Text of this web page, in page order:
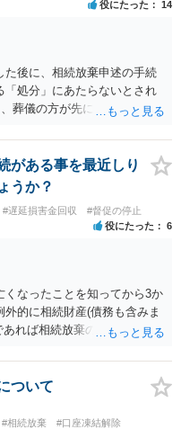
役にたった 14
後に、相続放棄申述の手続
「処分」にあたらないとされ
葬儀の方が先に来るのが通常
、葬儀費用ならいくらでもよ
会的儀式として当然認められ
です。 もし、相続人の皆さん
な葬儀を行った費用であれ
られない可能性が高いの
高いと思います。
がある事を最近しり
うか？
#遅延損害金回収 #督促の停止
役にたった 6
なったことを知ってから3か
的に相続財産(債務も含みま
れば相続放棄の申述が認め
述をしたい旨告げて必要な
ます。 なお、お父様の債務が
考えますと、相続放棄の申述
用して弁護士に相談するこ
ついて
#相続放棄
#口座凍結解除